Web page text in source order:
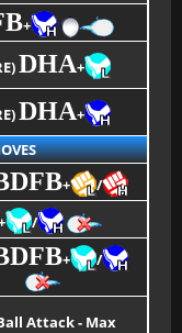
+
DHA+
DHA+
+
/
/
+ /
Attack - Max